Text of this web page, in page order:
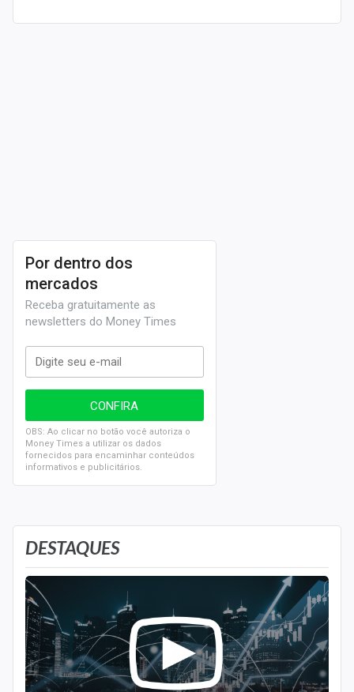
DESTAQUES
Por dentro dos
mercados
Receba gratuitamente as
newsletters do Money Times
OBS: Ao clicar no botão você autoriza o
Money Times a utilizar os dados
fornecidos para encaminhar conteúdos
informativos e publicitários.